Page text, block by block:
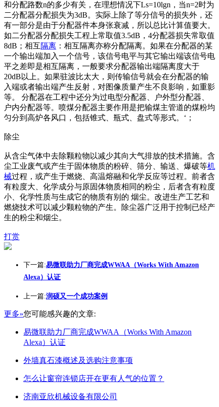
和分配路数n的多少有关，在理想情况下Ls=10lgn，当n=2时为
二分配器分配损失为3dB。实际上除了等分信号的损失外，还
有一部分是由于分配器件本身张衰减，所以总比计算值要大。
如二分配器分配损失工程上常取值3.5dB，4分配器损失常取值
8dB；相互隔离 ：相互隔离亦称分配隔离。如果在分配器的某
一个输出端加入一个信号，该信号电平与其它输出端该信号电
平之差即是相互隔离，一般要求分配器输出端隔离度大于
20dB以上。如果驻波比太大，则传输信号就会在分配器的输
入端或者输出端产生反射，对图像质量产生不良影响，如重影
等。 分配器在工程中还分为过电型分配器、户外型分配器、
户内分配器等。喷煤分配器主要作用是把输煤主管道的煤粉均
匀分到高炉各风口，包括锥式、瓶式、盘式等形式。‘；
除尘
从含尘气体中去除颗粒物以减少其向大气排放的技术措施。含
尘工业废气或产生于固体物质的粉碎、筛分、输送、爆破等机
械过程，或产生于燃烧、高温熔融和化学反应等过程。前者含
有粒度大、化学成分与原固体物质相同的粉尘，后者含有粒度
小、化学性质与生成它的物质有别的 烟尘。改进生产工艺和
燃烧技术可以减少颗粒物的产生。除尘器广泛用于控制已经产
生的粉尘和烟尘。
打赏
下一篇:易微联助力厂商完成WWAA（Works With Amazon
Alexa）认证
上一篇:润硕又一个成功案例
更多»您可能感兴趣的文章:
易微联助力厂商完成WWAA（Works With Amazon
Alexa）认证
外墙真石漆概述及选购注意事项
怎么让窗帘连锁店开在更有人气的位置？
济南亚欣机械设备有限公司